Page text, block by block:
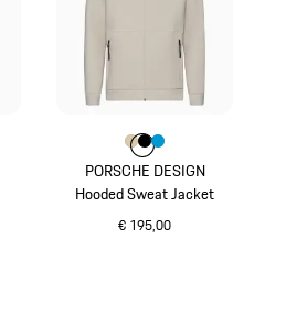
PORSCHE DESIGN
Hooded Sweat Jacket
€ 195,00
Kleur
Kleur
KleurKleur